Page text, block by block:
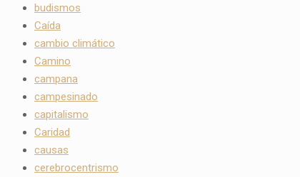
budismos
Caída
cambio climático
Camino
campana
campesinado
capitalismo
Caridad
causas
cerebrocentrismo